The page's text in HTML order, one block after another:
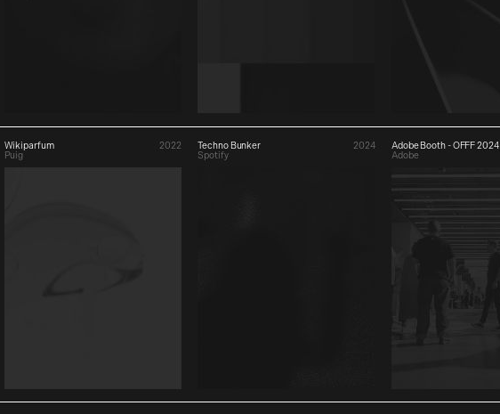
Wikiparfum
2022
Puig
Techno Bunker
2024
Spotify
Adobe Booth - OFFF 2024
Adobe